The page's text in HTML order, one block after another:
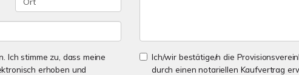
Ich stimme zu, dass meine
erhoben und
Ich/wir bestätige/n die
durch einen notariellen Kaufvertrag